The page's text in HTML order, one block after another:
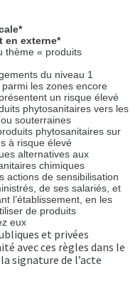
en externe*
thème « produits
du niveau 1
les zones encore
un risque élevé
phytosanitaires vers les
souterraines
phytosanitaires sur
à risque élevé
alternatives aux
chimiques
actions de sensibilisation
de ses salariés, et
l’établissement, en les
de produits
eux
et privées
avec ces règles dans le
signature de l’acte